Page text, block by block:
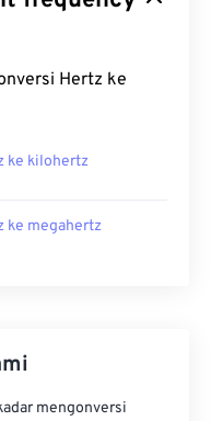
Hertz ke
ke kilohertz
ke megahertz
mengonversi